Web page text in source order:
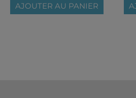
AJOUTER AU PANIER